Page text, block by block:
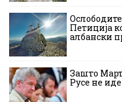
Петиција
албански
Зашто
Русе не